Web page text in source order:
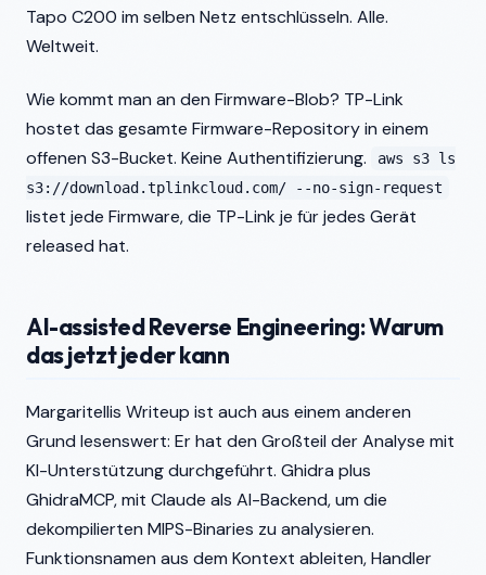
Tapo C200 im selben Netz entschlüsseln. Alle.
Weltweit.
Wie kommt man an den Firmware-Blob? TP-Link
hostet das gesamte Firmware-Repository in einem
offenen S3-Bucket. Keine Authentifizierung.
aws s3 ls
s3://download.tplinkcloud.com/ --no-sign-request
listet jede Firmware, die TP-Link je für jedes Gerät
released hat.
AI-assisted Reverse Engineering: Warum
das jetzt jeder kann
Margaritellis Writeup ist auch aus einem anderen
Grund lesenswert: Er hat den Großteil der Analyse mit
KI-Unterstützung durchgeführt. Ghidra plus
GhidraMCP, mit Claude als AI-Backend, um die
dekompilierten MIPS-Binaries zu analysieren.
Funktionsnamen aus dem Kontext ableiten, Handler